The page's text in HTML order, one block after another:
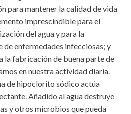
para mantener la calidad de vida
imprescindible para el
del agua y para la
de enfermedades infecciosas; y
la fabricación de buena parte de
en nuestra actividad diaria.
de hipoclorito sódico actúa
Añadido al agua destruye
y otros microbios que pueda